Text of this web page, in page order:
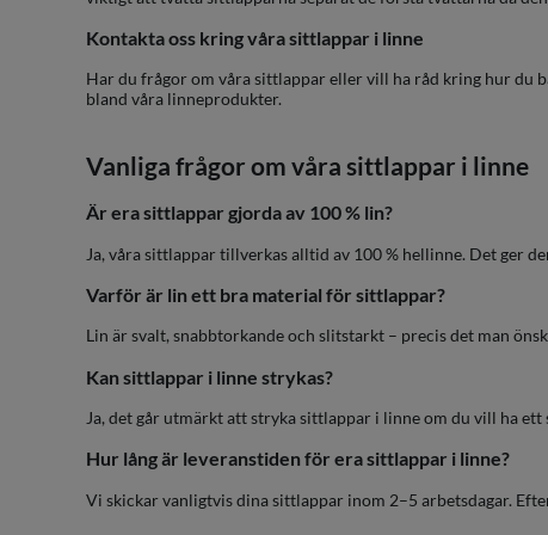
Kontakta oss kring våra sittlappar i linne
Har du frågor om våra sittlappar eller vill ha råd kring hur du
bland våra linneprodukter.
Vanliga frågor om våra sittlappar i linne
Är era sittlappar gjorda av 100 % lin?
Ja, våra sittlappar tillverkas alltid av 100 % hellinne. Det ger
Varför är lin ett bra material för sittlappar?
Lin är svalt, snabbtorkande och slitstarkt – precis det man
Kan sittlappar i linne strykas?
Ja, det går utmärkt att stryka sittlappar i linne om du vill ha
Hur lång är leveranstiden för era sittlappar i linne?
Vi skickar vanligtvis dina sittlappar inom 2–5 arbetsdagar.